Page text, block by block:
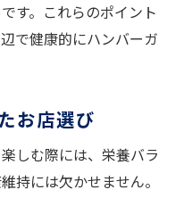
す。これらのポイント
で健康的にハンバーガ
お店選び
しむ際には、栄養バラ
持には欠かせません。